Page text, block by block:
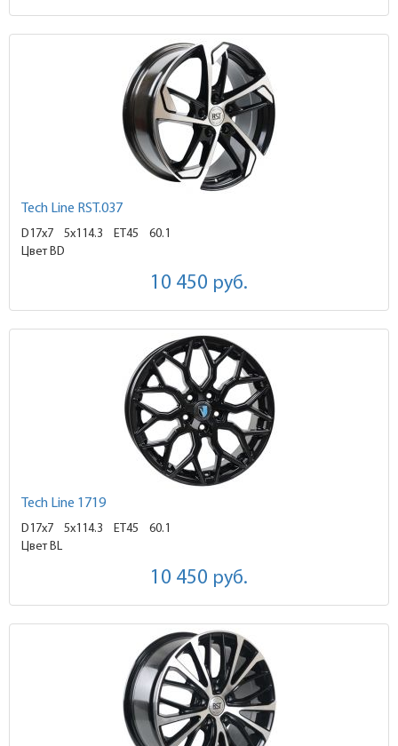
Tech Line RST.037
D17x7 5x114.3 ET45
60.1
Цвет BD
10 450 руб.
Tech Line 1719
D17x7 5x114.3 ET45
60.1
Цвет BL
10 450 руб.